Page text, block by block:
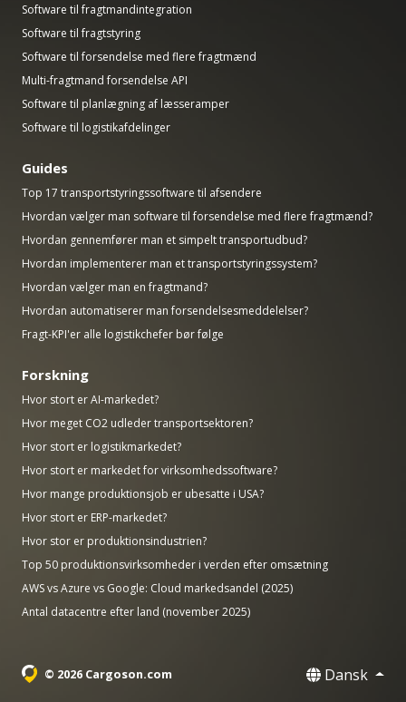
Software til fragtmandintegration
Software til fragtstyring
Software til forsendelse med flere fragtmænd
Multi-fragtmand forsendelse API
Software til planlægning af læsseramper
Software til logistikafdelinger
Guides
Top 17 transportstyringssoftware til afsendere
Hvordan vælger man software til forsendelse med flere fragtmænd?
Hvordan gennemfører man et simpelt transportudbud?
Hvordan implementerer man et transportstyringssystem?
Hvordan vælger man en fragtmand?
Hvordan automatiserer man forsendelsesmeddelelser?
Fragt-KPI'er alle logistikchefer bør følge
Forskning
Hvor stort er AI-markedet?
Hvor meget CO2 udleder transportsektoren?
Hvor stort er logistikmarkedet?
Hvor stort er markedet for virksomhedssoftware?
Hvor mange produktionsjob er ubesatte i USA?
Hvor stort er ERP-markedet?
Hvor stor er produktionsindustrien?
Top 50 produktionsvirksomheder i verden efter omsætning
AWS vs Azure vs Google: Cloud markedsandel (2025)
Antal datacentre efter land (november 2025)
© 2026 Cargoson.com Dansk